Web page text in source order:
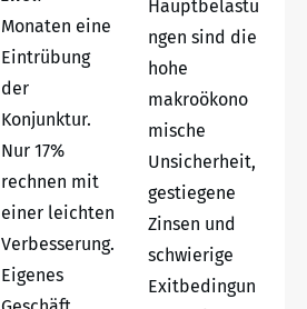
Monaten eine
Eintrübung
der
Konjunktur.
Nur 17%
rechnen mit
einer leichten
Verbesserung.
Eigenes
Hauptbelastu
ngen sind die
hohe
makroökono
mische
Unsicherheit,
gestiegene
Zinsen und
schwierige
Exitbedingun